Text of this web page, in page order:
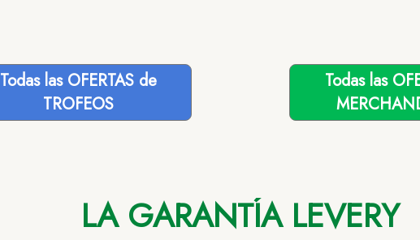
Todas las OFERTAS de
TROFEOS
Todas las
LA GARANTÍA LEVERY